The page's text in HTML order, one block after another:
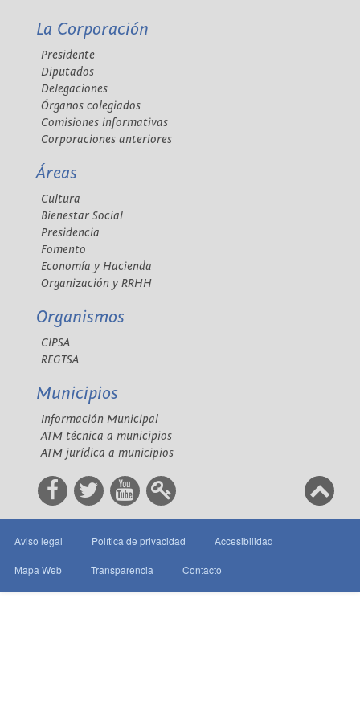
La Corporación
Presidente
Diputados
Delegaciones
Órganos colegiados
Comisiones informativas
Corporaciones anteriores
Áreas
Cultura
Bienestar Social
Presidencia
Fomento
Economía y Hacienda
Organización y RRHH
Organismos
CIPSA
REGTSA
Municipios
Información Municipal
ATM técnica a municipios
ATM jurídica a municipios
Aviso legal Política de privacidad Accesibilidad
Mapa Web Transparencia Contacto